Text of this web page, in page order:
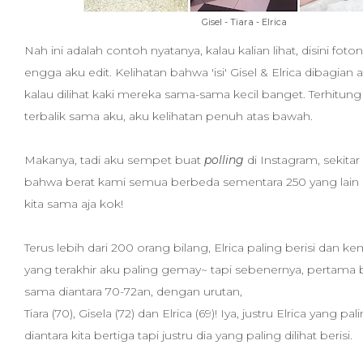
Gisel - Tiara - Elrica
Nah ini adalah contoh nyatanya, kalau kalian lihat, disini
engga aku edit. Kelihatan bahwa 'isi' Gisel & Elrica dibagian
kalau dilihat kaki mereka sama-sama kecil banget.
terbalik sama aku, aku kelihatan penuh atas bawah.
Makanya, tadi aku sempet buat polling di Instagram,
bahwa berat kami semua berbeda sementara 250 yang
kita sama aja kok!
Terus lebih dari 200 orang bilang, Elrica paling berisi dan
yang terakhir aku paling gemay~ tapi sebenernya, pertama
sama diantara 70-72an, dengan urutan,
Tiara (70), Gisela (72) dan Elrica (69)! Iya, justru Elrica yang
diantara kita bertiga tapi justru dia yang paling dilihat berisi.